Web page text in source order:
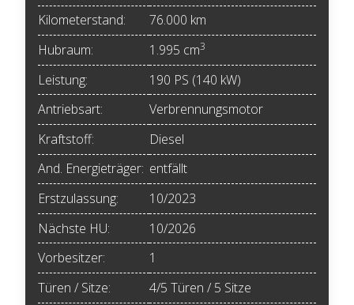
Kilometerstand:
76.000 km
Hubraum:
1.995 cm3
Leistung:
190 PS (140 kW)
Antriebsart:
Verbrennungsmotor
Kraftstoff:
Diesel
And. Energieträger: entfällt
Erstzulassung:
10/2023
Nächste HU:
10/2026
Vorbesitzer:
1
Türen / Sitze:
4/5 Türen / 5 Sitze